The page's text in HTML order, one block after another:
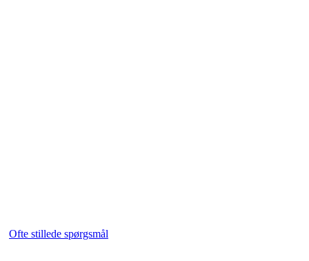
Ofte stillede spørgsmål